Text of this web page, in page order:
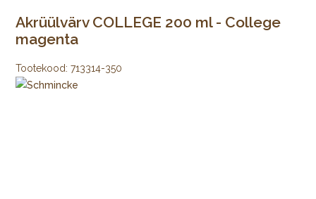
Akrüülvärv COLLEGE 200 ml - College
magenta
Tootekood: 713314-350